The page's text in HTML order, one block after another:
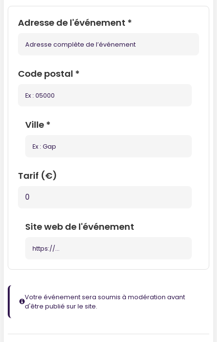
Adresse de l'événement *
Code postal *
Ville *
Tarif (€)
Site web de l'événement
Votre événement sera soumis à modération avant
d'être publié sur le site.